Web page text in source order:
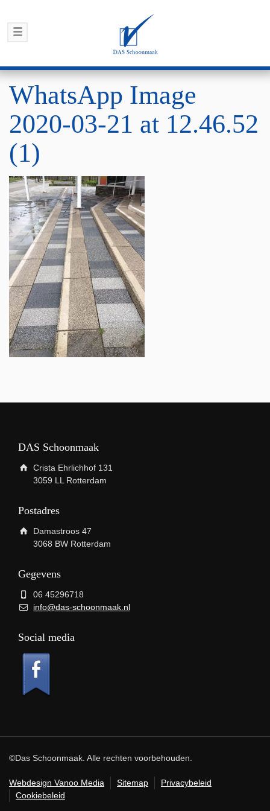
WhatsApp Image
2020-03-21 at 12.46.52
(1)
DAS Schoonmaak
Crista Ehrlichhof 131
3059 LL Rotterdam
Postadres
Damastroos 47
3068 BW Rotterdam
Gegevens
06 45296718
info@das-schoonmaak.nl
Social media
©Das Schoonmaak. Alle rechten voorbehouden.
Webdesign Vanoo Media Sitemap
Privacybeleid
Cookiebeleid